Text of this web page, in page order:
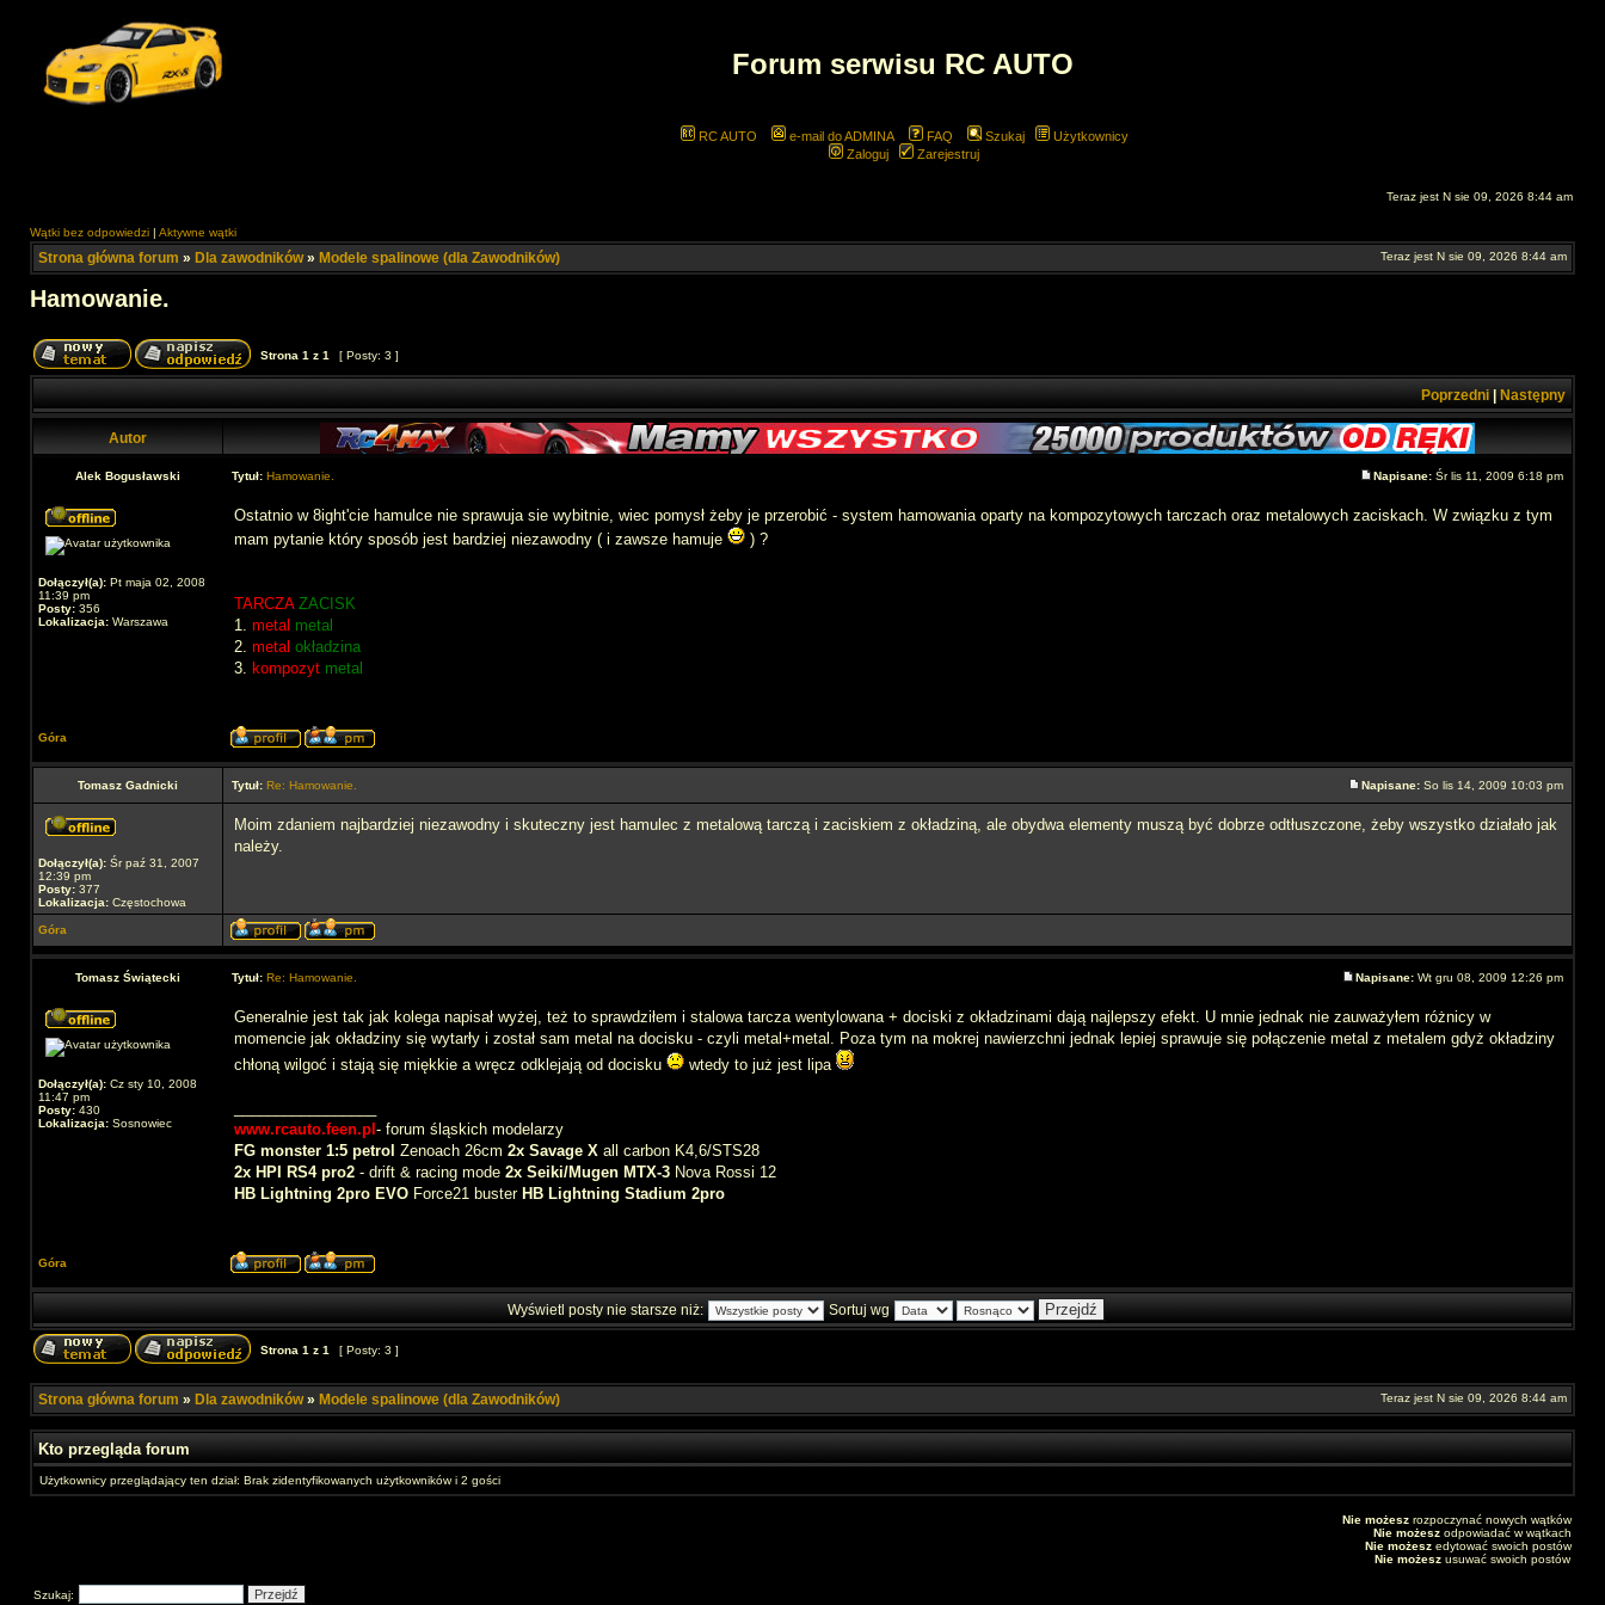
Forum serwisu RC AUTO
RC AUTO e-mail do ADMINA FAQ Szukaj
Użytkownicy
Zaloguj
Zarejestruj
Teraz jest N sie 09, 2026 8:44 am
Wątki bez odpowiedzi | Aktywne wątki
Strona główna forum » Dla zawodników» Modele spalinowe (dla Zawodników) Teraz jest N sie 09, 2026 8:44 am
Hamowanie.
Strona 1 z 1 [ Posty: 3 ]
Poprzedni Następny
Autor
Alek Bogusławski Tytuł: Hamowanie. Napisane: Śr lis 11, 2009 6:18 pm
Dołączył(a): Pt maja 02, 2008
11:39 pm
Posty: 356
Lokalizacja: Warszawa
Ostatnio w 8ight'cie hamulce nie sprawuja sie wybitnie, wiec pomysł żeby je przerobić - system hamowania oparty na kompozytowych tarczach oraz metalowych zaciskach. W związku z tym
mam pytanie który sposób jest bardziej niezawodny ( i zawsze hamuje
) ?
TARCZA ZACISK
1. metal metal
2. metal okładzina
3. kompozyt metal
Góra
Tomasz Gadnicki Tytuł: Re: Hamowanie. Napisane: So lis 14, 2009 10:03 pm
Dołączył(a): Śr paź 31, 2007
12:39 pm
Posty: 377
Lokalizacja: Częstochowa
Moim zdaniem najbardziej niezawodny i skuteczny jest hamulec z metalową tarczą i zaciskiem z okładziną, ale obydwa elementy muszą być dobrze odtłuszczone, żeby wszystko działało jak
należy.
Góra
Tomasz Świątecki Tytuł: Re: Hamowanie. Napisane: Wt gru 08, 2009 12:26 pm
Dołączył(a): Cz sty 10, 2008
11:47 pm
Posty: 430
Lokalizacja: Sosnowiec
Generalnie jest tak jak kolega napisał wyżej, też to sprawdziłem i stalowa tarcza wentylowana + dociski z okładzinami dają najlepszy efekt. U mnie jednak nie zauważyłem różnicy w
momencie jak okładziny się wytarły i został sam metal na docisku - czyli metal+metal. Poza tym na mokrej nawierzchni jednak lepiej sprawuje się połączenie metal z metalem gdyż okładziny
chłoną wilgoć i stają się miękkie a wręcz odklejają od docisku
wtedy to już jest lipa
www.rcauto.feen.pl - forum śląskich modelarzy
FG monster 1:5 petrol Zenoach 26cm 2x Savage X all carbon K4,6/STS28
2x HPI RS4 pro2 - drift & racing mode 2x Seiki/Mugen MTX-3 Nova Rossi 12
HB Lightning 2pro EVO Force21 buster HB Lightning Stadium 2pro
Góra
Wyświetl posty nie starsze niż: Sortuj wg
Strona 1 z 1 [ Posty: 3 ]
Strona główna forum » Dla zawodników» Modele spalinowe (dla Zawodników) Teraz jest N sie 09, 2026 8:44 am
Kto przegląda forum
Użytkownicy przeglądający ten dział: Brak zidentyfikowanych użytkowników i 2 gości
Nie możesz rozpoczynać nowych wątków
Nie możesz odpowiadać w wątkach
Nie możesz edytować swoich postów
Nie możesz usuwać swoich postów
Szukaj: